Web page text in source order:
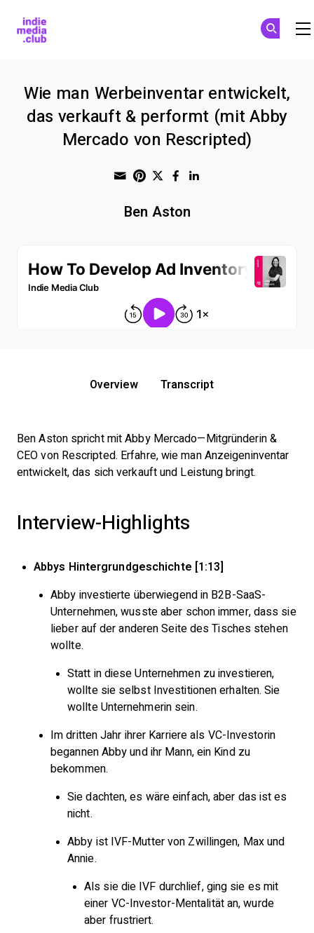
Wie man Werbeinventar entwickelt,
das verkauft & performt (mit Abby
Mercado von Rescripted)
Share through Email
Print this page
Share on Pinterest
Share on Twitter
Share on
Ben Aston
Overview Transcript
Ben Aston spricht mit Abby Mercado—Mitgründerin &
CEO von Rescripted. Erfahre, wie man Anzeigeninventar
entwickelt, das sich verkauft und Leistung bringt.
Interview-Highlights
Abbys Hintergrundgeschichte [1:13]
Abby investierte überwiegend in B2B-SaaS-
Unternehmen, wusste aber schon immer, dass sie
lieber auf der anderen Seite des Tisches stehen
wollte.
Statt in diese Unternehmen zu investieren,
wollte sie selbst Investitionen erhalten. Sie
wollte Unternehmerin sein.
Im dritten Jahr ihrer Karriere als VC-Investorin
begannen Abby und ihr Mann, ein Kind zu
bekommen.
Sie dachten, es wäre einfach, aber das ist es
nicht.
Abby ist IVF-Mutter von Zwillingen, Max und
Annie.
Als sie die IVF durchlief, ging sie es mit
einer VC-Investor-Mentalität an, wurde
aber frustriert.